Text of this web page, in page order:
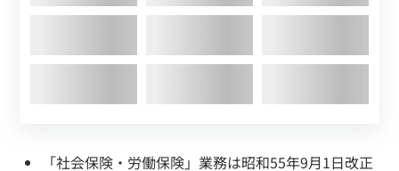
「社会保険・労働保険」業務は昭和55年9月1日改正